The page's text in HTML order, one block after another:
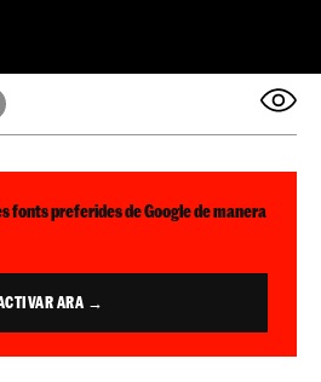
fonts preferides de Google de manera
ARA →